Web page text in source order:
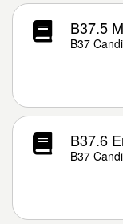
B37.5
B37
B37.6
B37